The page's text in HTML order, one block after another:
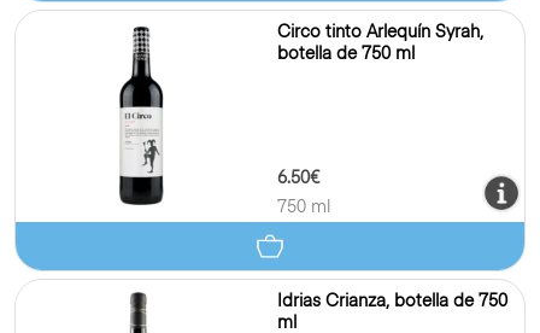
Circo tinto Arlequín Syrah,
botella de 750 ml
6.50€
750 ml
Idrias Crianza, botella de 750
ml